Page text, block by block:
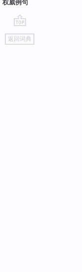
权威例句
go
top
返回词典